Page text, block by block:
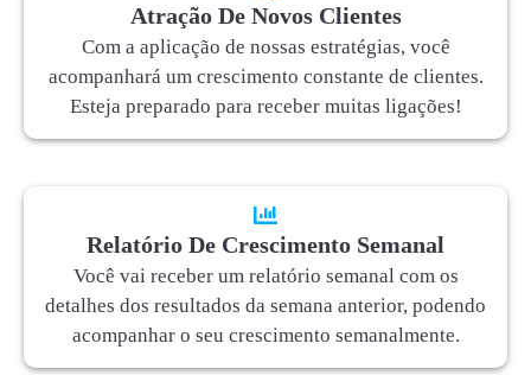
Atração De Novos Clientes
Com a aplicação de nossas estratégias, você
acompanhará um crescimento constante de clientes.
Esteja preparado para receber muitas ligações!
Relatório De Crescimento Semanal
Você vai receber um relatório semanal com os
detalhes dos resultados da semana anterior, podendo
acompanhar o seu crescimento semanalmente.